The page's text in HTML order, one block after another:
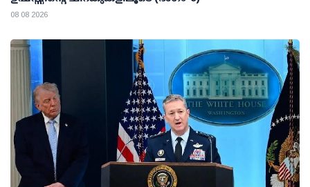
08 08 2026